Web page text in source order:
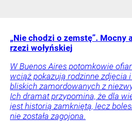
„Nie chodzi o zemstę”. Mocny
rzezi wołyńskiej
W Buenos Aires potomkowie
wciąż pokazują rodzinne zdjęcia
bliskich zamordowanych z
Ich dramat przypomina, że dla
jest historią zamkniętą, lecz
nie została zagojona.